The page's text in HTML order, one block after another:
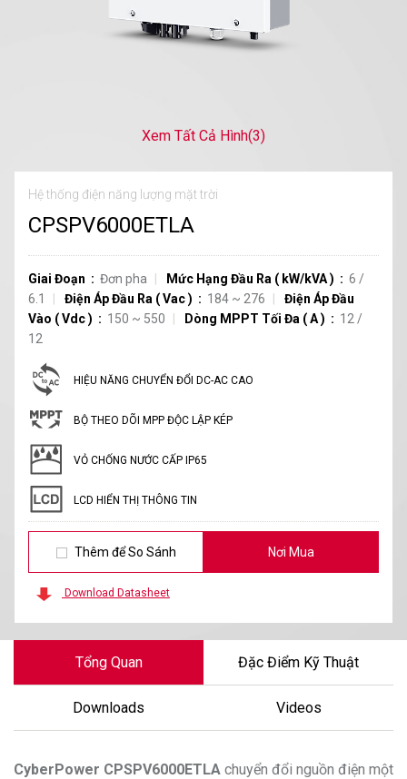
Xem Tất Cả Hình(3)
Hệ thống điện năng lượng mặt trời
CPSPV6000ETLA
Giai Đoạn Đơn pha Mức Hạng Đầu Ra ( kW/kVA)
6 /
6.1
Điện Áp Đầu Ra (Vac) 184 ~ 276
Điện Áp Đầu
Vào (Vdc) 150 ~ 550 Dòng MPPT Tối Đa (A) 12 /
12
HIỆU NĂNG CHUYỂN ĐỔI DC-AC CAO
BỘ THEO DÕI MPP ĐỘC LẬP KÉP
VỎ CHỐNG NƯỚC CẤP IP65
LCD HIỂN THỊ THÔNG TIN
Thêm để So Sánh Nơi Mua
Download Datasheet
Tổng Quan Đặc Điểm Kỹ Thuật
Downloads Videos
CyberPower CPSPV6000ETLA chuyển đổi nguồn điện một